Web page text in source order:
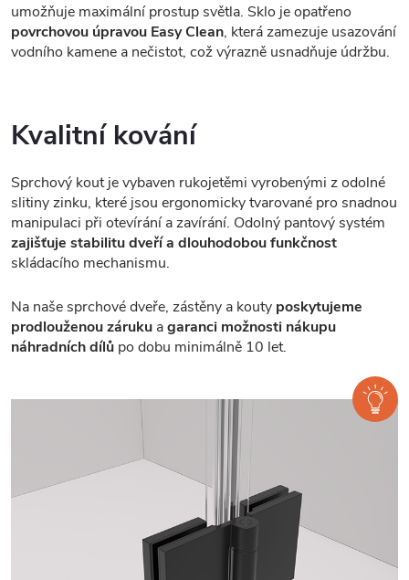
umožňuje maximální prostup světla. Sklo je opatřeno
povrchovou úpravou Easy Clean, která zamezuje usazování
vodního kamene a nečistot, což výrazně usnadňuje údržbu.
Kvalitní kování
Sprchový kout je vybaven rukojetěmi vyrobenými z odolné
slitiny zinku, které jsou ergonomicky tvarované pro snadnou
manipulaci při otevírání a zavírání. Odolný pantový systém
zajišťuje stabilitu dveří a dlouhodobou funkčnost
skládacího mechanismu.
Na naše sprchové dveře, zástěny a kouty poskytujeme
prodlouženou záruku agaranci možnosti nákupu
náhradních dílů po dobu minimálně 10 let.